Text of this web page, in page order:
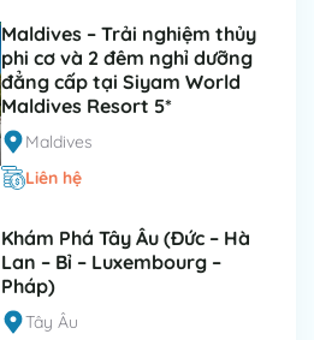
Maldives – Trải nghiệm thủy
phi cơ và 2 đêm nghỉ dưỡng
đẳng cấp tại Siyam World
Maldives Resort 5*
Maldives
Liên hệ
Khám Phá Tây Âu (Đức – Hà
Lan – Bỉ – Luxembourg –
Pháp)
Tây Âu